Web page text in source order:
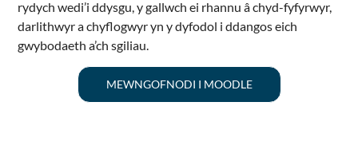
rydych wedi’i ddysgu, y gallwch ei rhannu â chyd-fyfyrwyr,
darlithwyr a chyflogwyr yn y dyfodol i ddangos eich
gwybodaeth a’ch sgiliau.
MEWNGOFNODI I MOODLE